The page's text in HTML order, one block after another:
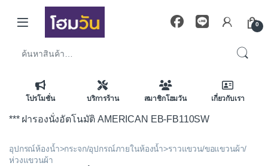
Skip to navigation
Skip to content
0
โปรโมชั่น บริการร้าน สมาชิกโฮมวัน เกี่ยวกับเรา
*** ฝารองนั่งอัตโนมัติ AMERICAN EB-FB110SW
อุปกรณ์ห้องน้ำ>กระจก/อุปกรณ์ภายในห้องน้ำ>ราวแขวน/ขอแขวนผ้า/
ห่วงแขวนผ้า